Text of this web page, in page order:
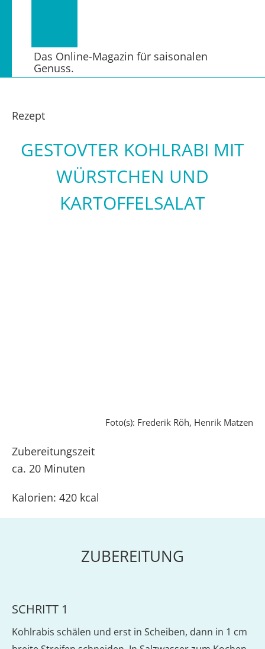
Das Online-Magazin für saisonalen
Genuss.
Rezept
GESTOVTER KOHLRABI MIT
WÜRSTCHEN UND
KARTOFFELSALAT
Foto(s): Frederik Röh, Henrik Matzen
Zubereitungszeit
ca. 20 Minuten
Kalorien: 420 kcal
ZUBEREITUNG
SCHRITT 1
Kohlrabis schälen und erst in Scheiben, dann in 1 cm